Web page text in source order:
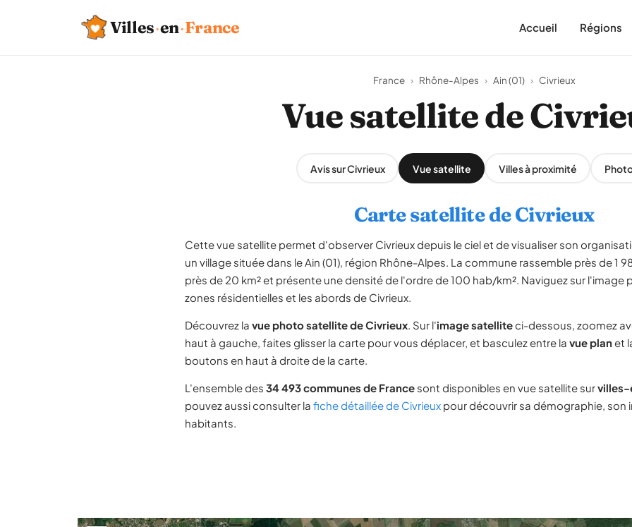
Villes·en·France Accueil Régions
France › Rhône-Alpes › Ain (01) › Civrieux
Vue satellite de
Avis sur Civrieux Vue satellite Villes à proximité
Carte satellite de Civrieux
Cette vue satellite permet d'observer Civrieux depuis le ciel et de visualiser son
un village située dans le Ain (01), région Rhône-Alpes. La commune rassemble près de 1
près de 20 km² et présente une densité de l'ordre de 100 hab/km². Naviguez sur l'image
zones résidentielles et les abords de Civrieux.
Découvrez la vue photo satellite de Civrieux. Sur l'image satelliteci-dessous, zoomez
haut à gauche, faites glisser la carte pour vous déplacer, et basculez entre la vue planet
boutons en haut à droite de la carte.
L'ensemble des 34 493 communes de France sont disponibles en vue satellite sur
pouvez aussi consulter la fiche détaillée de Civrieux pour découvrir sa démographie, son
habitants.